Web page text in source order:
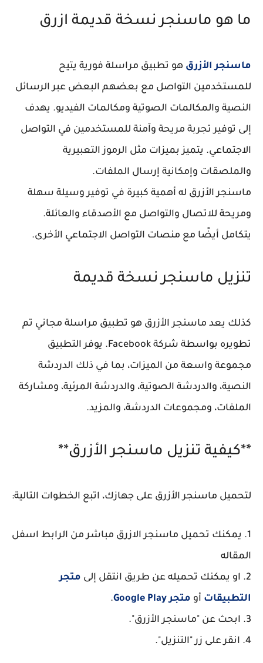
ما هو ماسنجر نسخة قديمة ازرق
ماسنجر الأزرق هو تطبيق مراسلة فورية يتيح
للمستخدمين التواصل مع بعضهم البعض عبر الرسائل
النصية والمكالمات الصوتية ومكالمات الفيديو. يهدف
إلى توفير تجربة مريحة وآمنة للمستخدمين في التواصل
الاجتماعي. يتميز بميزات مثل الرموز التعبيرية
والملصقات وإمكانية إرسال الملفات.
ماسنجر الأزرق له أهمية كبيرة في توفير وسيلة سهلة
ومريحة للاتصال والتواصل مع الأصدقاء والعائلة.
يتكامل أيضًا مع منصات التواصل الاجتماعي الأخرى.
تنزيل ماسنجر نسخة قديمة
كذلك يعد ماسنجر الأزرق هو تطبيق مراسلة مجاني تم
تطويره بواسطة شركة Facebook. يوفر التطبيق
مجموعة واسعة من الميزات، بما في ذلك الدردشة
النصية، والدردشة الصوتية، والدردشة المرئية، ومشاركة
الملفات، ومجموعات الدردشة، والمزيد.
**كيفية تنزيل ماسنجر الأزرق**
لتحميل ماسنجر الأزرق على جهازك، اتبع الخطوات التالية:
1. يمكنك تحميل ماسنجر الازرق مباشر من الرابط اسفل
المقاله
2. او يمكنك تحميله عن طريق انتقل إلى
متجر
التطبيقات أو متجر Google Play
.
3. ابحث عن "ماسنجر الأزرق".
4. انقر على زر "التنزيل".